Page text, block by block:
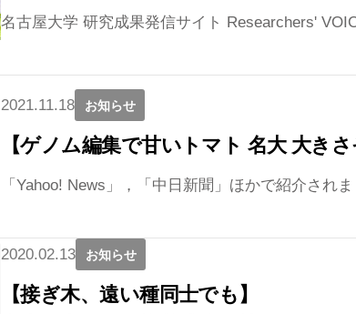
名古屋大学 研究成果発信サイト Researchers'
2021.11.18 お知らせ
【ゲノム編集で甘いトマト 名大 大き
「Yahoo! News」，「中日新聞」ほかで紹介され
2020.02.13 お知らせ
【接ぎ木、遠い種同士でも】